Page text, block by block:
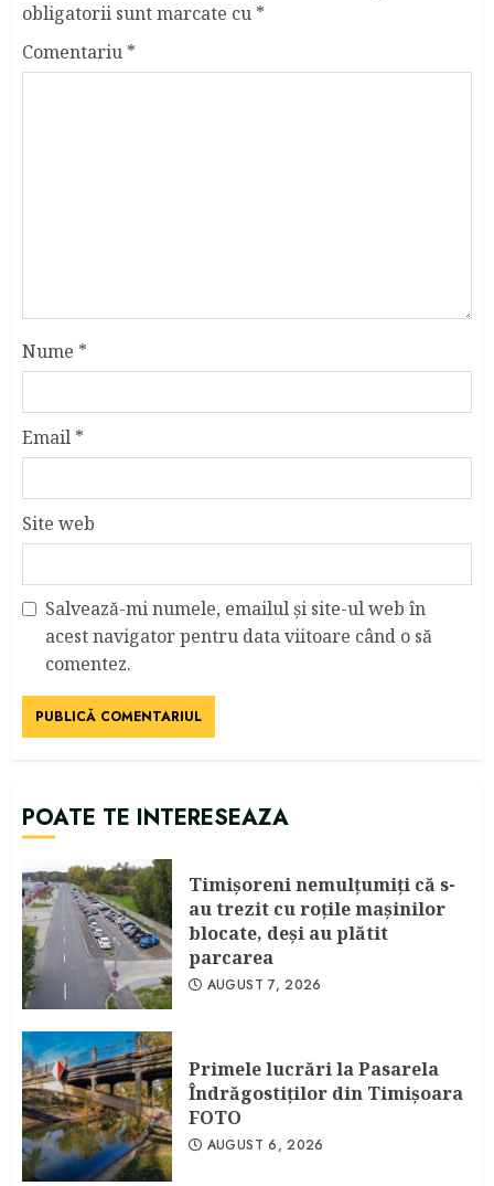
obligatorii sunt marcate cu *
Comentariu *
Nume *
Email *
Site web
Salvează-mi numele, emailul și site-ul web în
acest navigator pentru data viitoare când o să
comentez.
POATE TE INTERESEAZA
Timişoreni nemulţumiţi că s-
au trezit cu roţile maşinilor
blocate, deşi au plătit
parcarea
AUGUST 7, 2026
Primele lucrări la Pasarela
Îndrăgostiţilor din Timişoara
FOTO
AUGUST 6, 2026